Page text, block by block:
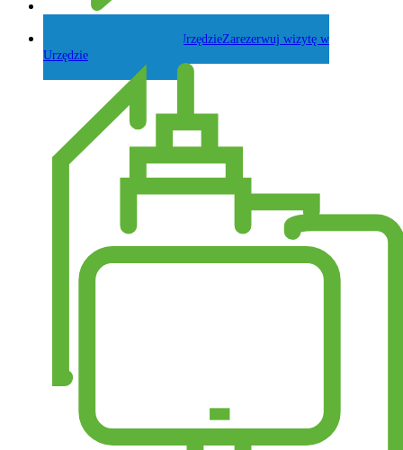
Zarezerwuj wizytę w
Urzędzie